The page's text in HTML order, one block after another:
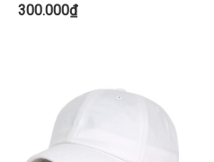
300.000₫